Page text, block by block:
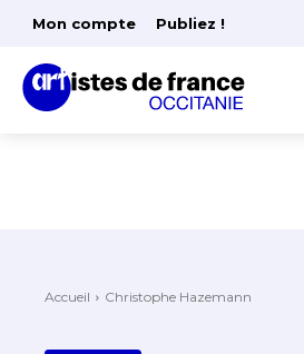
Mon compte Publiez !
Accueil Christophe Hazemann